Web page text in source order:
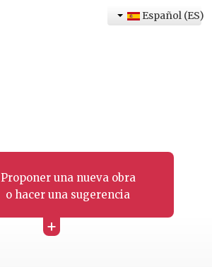
Proponer una nueva obra
o hacer una sugerencia
+
Español (ES)